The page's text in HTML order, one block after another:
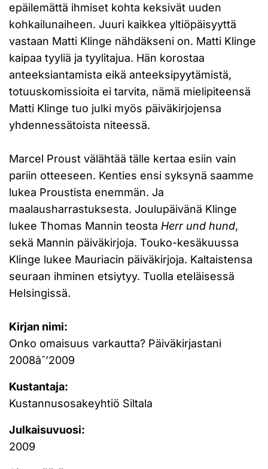
epäilemättä ihmiset kohta keksivät uuden
kohkailunaiheen. Juuri kaikkea yltiöpäisyyttä
vastaan Matti Klinge nähdäkseni on. Matti Klinge
kaipaa tyyliä ja tyylitajua. Hän korostaa
anteeksiantamista eikä anteeksipyytämistä,
totuuskomissioita ei tarvita, nämä mielipiteensä
Matti Klinge tuo julki myös päiväkirjojensa
yhdennessätoista niteessä.
Marcel Proust välähtää tälle kertaa esiin vain
pariin otteeseen. Kenties ensi syksynä saamme
lukea Proustista enemmän. Ja
maalausharrastuksesta. Joulupäivänä Klinge
lukee Thomas Mannin teosta Herr und hund,
sekä Mannin päiväkirjoja. Touko-kesäkuussa
Klinge lukee Mauriacin päiväkirjoja. Kaltaistensa
seuraan ihminen etsiytyy. Tuolla eteläisessä
Helsingissä.
Kirjan nimi:
Onko omaisuus varkautta? Päiväkirjastani
2008âˆ’2009
Kustantaja:
Kustannusosakeyhtiö Siltala
Julkaisuvuosi:
2009